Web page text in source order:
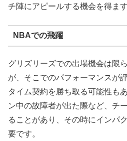
チ陣にアピールする機会を得ます
NBAでの飛躍
グリズリーズでの出場機会は限
が、そこでのパフォーマンスが
タイム契約を勝ち取る可能性も
ン中の故障者が出た際など、チ
ることがあり、その時にインパ
要です。